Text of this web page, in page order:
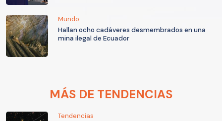
Mundo
Hallan ocho cadáveres desmembrados en una
mina ilegal de Ecuador
MÁS DE TENDENCIAS
Tendencias